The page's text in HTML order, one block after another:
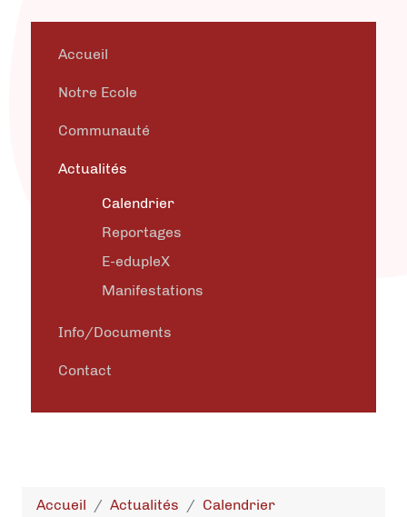
Accueil
Notre Ecole
Communauté
Actualités
Calendrier
Reportages
E-edupleX
Manifestations
Info/Documents
Contact
Accueil Actualités
Calendrier